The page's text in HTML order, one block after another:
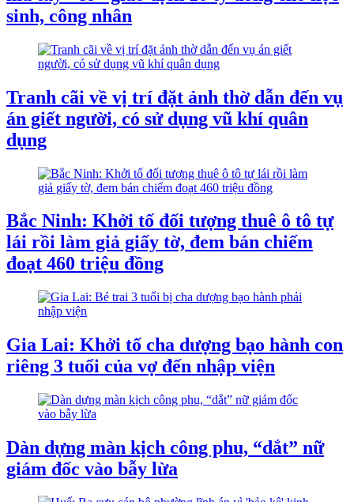
sinh, công nhân
Tranh cãi về vị trí đặt ảnh thờ dẫn đến vụ
án giết người, có sử dụng vũ khí quân
dụng
Bắc Ninh: Khởi tố đối tượng thuê ô tô tự
lái rồi làm giả giấy tờ, đem bán chiếm
đoạt 460 triệu đồng
Gia Lai: Khởi tố cha dượng bạo hành con
riêng 3 tuổi của vợ đến nhập viện
Dàn dựng màn kịch công phu, “dắt” nữ
giám đốc vào bẫy lừa